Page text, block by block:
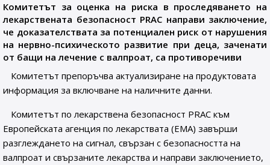
Комитетът за оценка на риска в проследяването на
лекарствената безопасност PRAC направи заключение,
че доказателствата за потенциален риск от нарушения
на нервно-психическото развитие при деца, заченати
от бащи на лечение с валпроат, са противоречиви
Комитетът препоръчва актуализиране на продуктовата
информация за включване на наличните данни.
Комитетът по лекарствена безопасност PRAC към
Европейската агенция по лекарствата (ЕМА) завърши
разглеждането на сигнал, свързан с безопасността на
валпроат и свързаните лекарства и направи заключението,